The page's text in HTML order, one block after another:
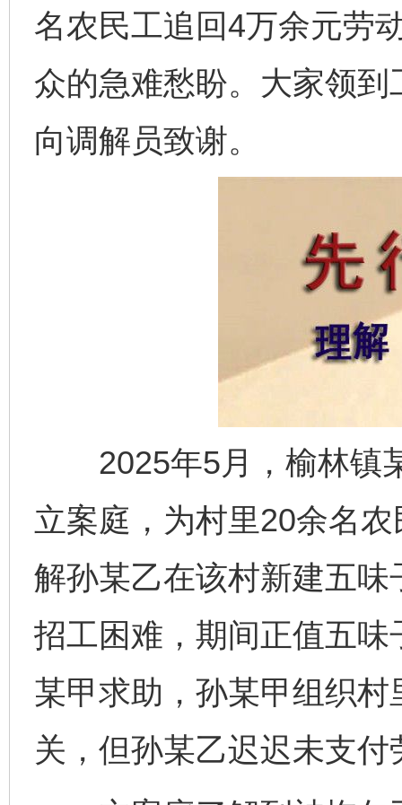
名农民工追回4万余元劳
众的急难愁盼。大家领
向调解员致谢。
2025年5月，榆林镇
立案庭，为村里20余名
解孙某乙在该村新建五
招工困难，期间正值五
某甲求助，孙某甲组织
关，但孙某乙迟迟未支付